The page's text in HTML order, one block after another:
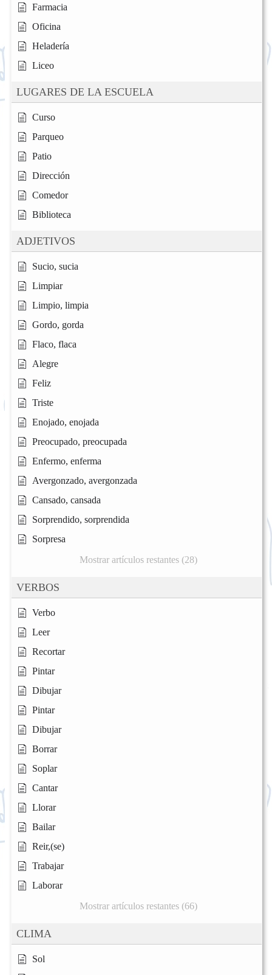
Farmacia
Oficina
Heladería
Liceo
LUGARES DE LA ESCUELA
Curso
Parqueo
Patio
Dirección
Comedor
Biblioteca
ADJETIVOS
Sucio, sucia
Limpiar
Limpio, limpia
Gordo, gorda
Flaco, flaca
Alegre
Feliz
Triste
Enojado, enojada
Preocupado, preocupada
Enfermo, enferma
Avergonzado, avergonzada
Cansado, cansada
Sorprendido, sorprendida
Sorpresa
Mostrar artículos restantes (28)
VERBOS
Verbo
Leer
Recortar
Pintar
Dibujar
Pintar
Dibujar
Borrar
Soplar
Cantar
Llorar
Bailar
Reir,(se)
Trabajar
Laborar
Mostrar artículos restantes (66)
CLIMA
Sol